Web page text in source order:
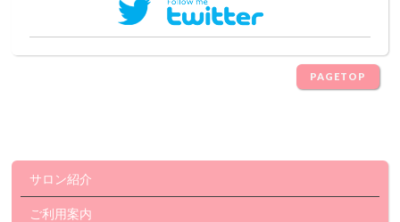
PAGETOP
サロン紹介
ご利用案内